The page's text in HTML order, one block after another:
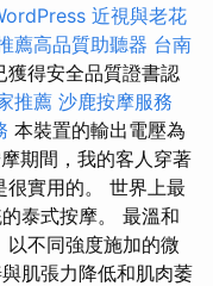
近視與老花
薦高品質助聽器 台南
獲得安全品質證書認
推薦 沙鹿按摩服務
本裝置的輸出電壓為
期間，我的客人穿著
很實用的。 世界上最
泰式按摩。 最溫和
不同強度施加的微
肌張力降低和肌肉萎